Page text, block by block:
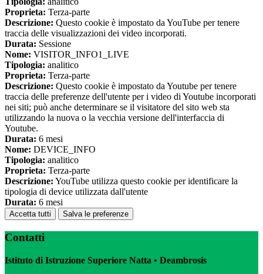
Proprieta: Terza-parte
Descrizione: Questo cookie è impostato da YouTube per tenere
traccia delle visualizzazioni dei video incorporati.
Durata: Sessione
Nome: VISITOR_INFO1_LIVE
Tipologia: analitico
Proprieta: Terza-parte
Descrizione: Questo cookie è impostato da Youtube per tenere
traccia delle preferenze dell'utente per i video di Youtube incorporati
nei siti; può anche determinare se il visitatore del sito web sta
utilizzando la nuova o la vecchia versione dell'interfaccia di
Youtube.
Durata: 6 mesi
Nome: DEVICE_INFO
Tipologia: analitico
Proprieta: Terza-parte
Descrizione: YouTube utilizza questo cookie per identificare la
tipologia di device utilizzata dall'utente
Durata: 6 mesi
Accetta tutti Salva le preferenze
Contatti
Istituto di Istruzione Superiore Natta • Deambrosis